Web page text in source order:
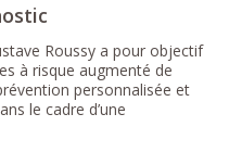
Roussy a pour objectif
à risque augmenté de
personnalisée et
le cadre d’une